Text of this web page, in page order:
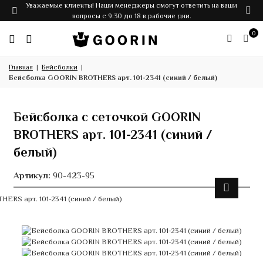
Уважаемые клиенты! Наши менеджеры смогут ответить на ваши
вопросы с 9:30 до 18 в рабочие дни.
0
Главная
Бейсболки
Бейсболка GOORIN BROTHERS арт. 101-2341 (синий / белый)
Бейсболка с сеточкой GOORIN
BROTHERS арт. 101-2341 (синий /
белый)
Артикул: 90-423-95